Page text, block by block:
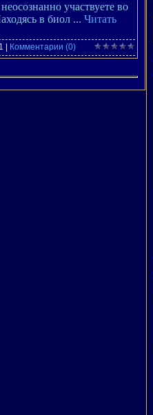
участвуете во
в биол ... Читать
Комментарии (0)